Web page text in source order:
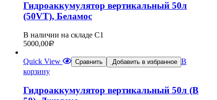
Гидроаккумулятор вертикальный 50л
(50VТ), Беламос
В наличии на складе С1
5000,00Р
Quick View Сравнить Добавить в избранное В
корзину
Гидроаккумулятор вертикальный 50л (В